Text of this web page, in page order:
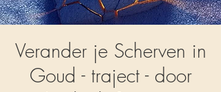
Verander je Scherven in
Goud - traject - door